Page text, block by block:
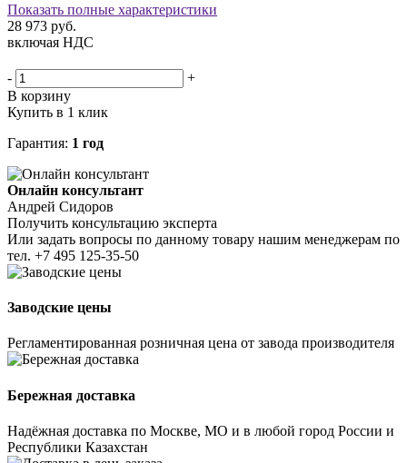
Показать полные характеристики
28 973 руб.
включая НДС
-
+
В корзину
Купить в 1 клик
Гарантия: 1 год
Онлайн консультант
Андрей Сидоров
Получить консультацию эксперта
Или задать вопросы по данному товару нашим менеджерам по
тел. +7 495 125-35-50
Заводские цены
Регламентированная розничная цена от завода производителя
Бережная доставка
Надёжная доставка по Москве, МО и в любой город России и
Республики Казахстан